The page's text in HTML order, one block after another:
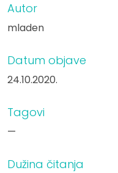
Autor
mladen
Datum objave
24.10.2020.
Tagovi
—
Dužina čitanja